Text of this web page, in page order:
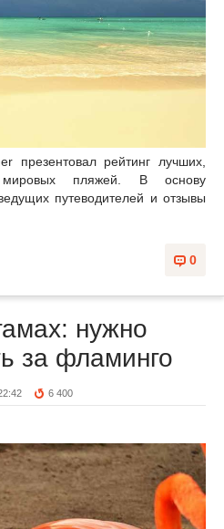
презентовал рейтинг лучших,
пляжей. В основу
путеводителей и отзывы
0
нужно
за фламинго
6 400